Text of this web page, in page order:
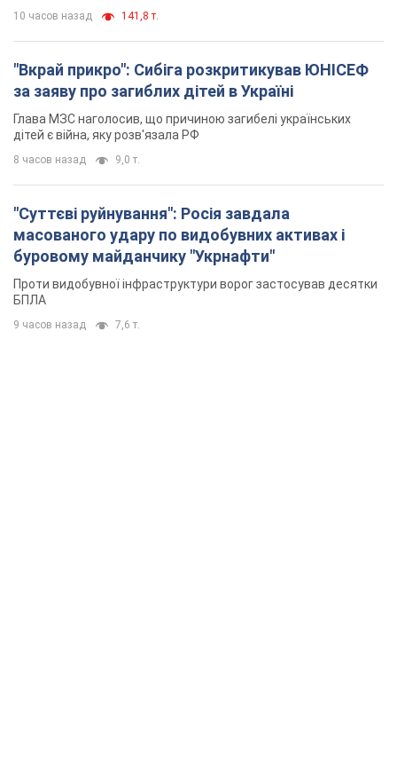
10 часов назад 141,8 т.
"Вкрай прикро": Сибіга розкритикував ЮНІСЕФ
за заяву про загиблих дітей в Україні
Глава МЗС наголосив, що причиною загибелі українських
дітей є війна, яку розв'язала РФ
8 часов назад 9,0 т.
"Суттєві руйнування": Росія завдала
масованого удару по видобувних активах і
буровому майданчику "Укрнафти"
Проти видобувної інфраструктури ворог застосував десятки
БПЛА
9 часов назад 7,6 т.